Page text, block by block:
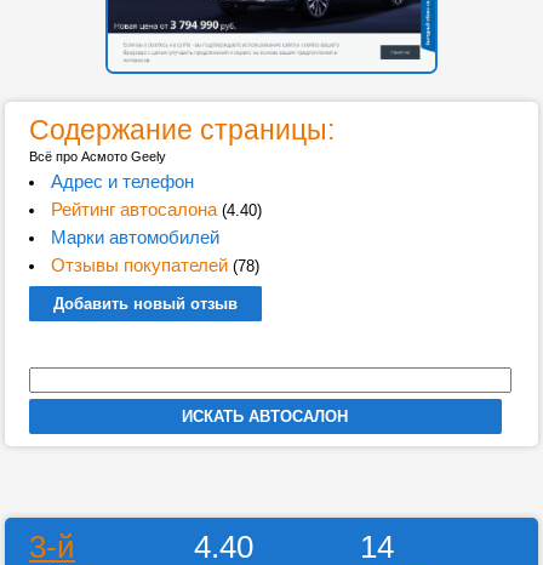
Содержание страницы:
Всё про Асмото Geely
Адрес и телефон
Рейтинг автосалона(4.40)
Марки автомобилей
Отзывы покупателей(78)
Добавить новый отзыв
3-й 4.40 14